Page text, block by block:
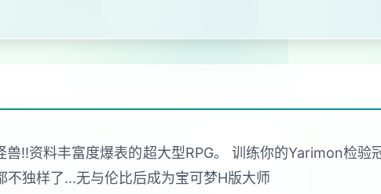
!!资料丰富度爆表的超大型RPG。 训练你的Yarimon检
独样了...无与伦比后成为宝可梦H版大师